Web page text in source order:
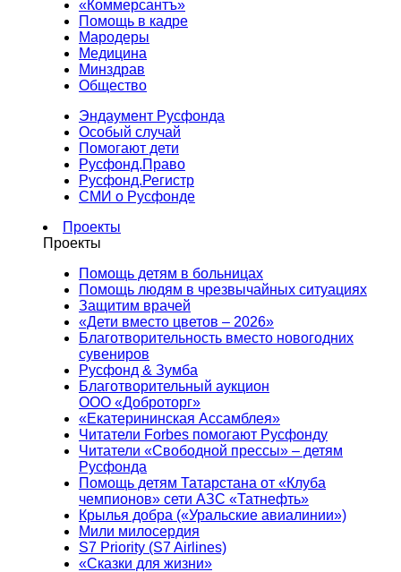
«Коммерсантъ»
Помощь в кадре
Мародеры
Медицина
Минздрав
Общество
Эндаумент Русфонда
Особый случай
Помогают дети
Русфонд.Право
Русфонд.Регистр
СМИ о Русфонде
Проекты
Проекты
Помощь детям в больницах
Помощь людям в чрезвычайных ситуациях
Защитим врачей
«Дети вместо цветов – 2026»
Благотворительность вместо новогодних
сувениров
Русфонд & Зумба
Благотворительный аукцион
ООО «Доброторг»
«Екатерининская Ассамблея»
Читатели Forbes помогают Русфонду
Читатели «Свободной прессы» – детям
Русфонда
Помощь детям Татарстана от «Клуба
чемпионов» сети АЗС «Татнефть»
Крылья добра («Уральские авиалинии»)
Мили милосердия
S7 Priority (S7 Airlines)
«Сказки для жизни»